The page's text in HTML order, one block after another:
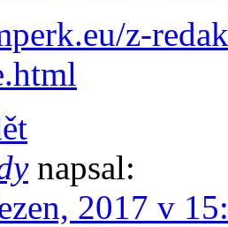
z-
napsal:
2017 v